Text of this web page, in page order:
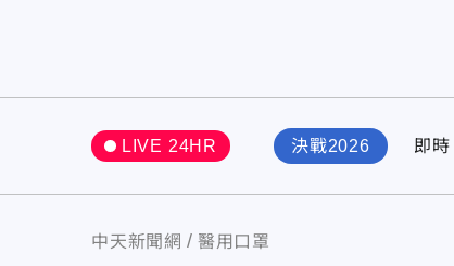
LIVE 24HR 決戰2026 即時
中天新聞網 醫用口罩